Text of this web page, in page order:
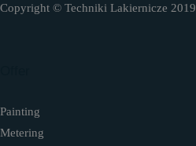
Copyright © Techniki Lakiernicze 2019
Painting
Metering